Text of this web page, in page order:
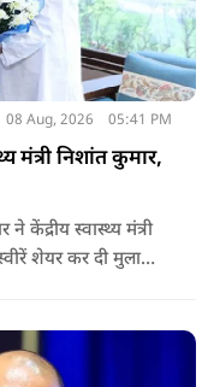
08 Aug, 2026 05:41 PM
मंत्री निशांत कुमार,
केंद्रीय स्वास्थ्य मंत्री
शेयर कर दी मुलाकात